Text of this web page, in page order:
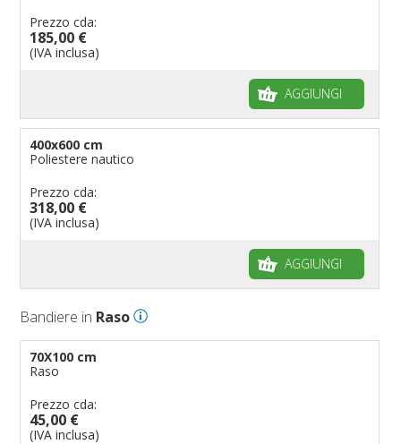
Prezzo cda:
185,00 €
(IVA inclusa)
AGGIUNGI
400x600 cm
Poliestere nautico
Prezzo cda:
318,00 €
(IVA inclusa)
AGGIUNGI
Bandiere in Raso
70X100 cm
Raso
Prezzo cda:
45,00 €
(IVA inclusa)